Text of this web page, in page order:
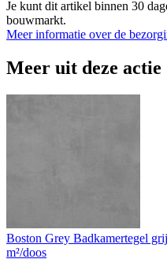
Je kunt dit artikel binnen 30
bouwmarkt.
Meer informatie over de
Meer uit deze actie
Boston Grey Badkamertegel
m²/doos